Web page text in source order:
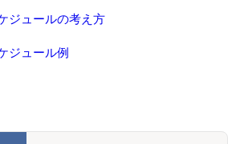
ジュールの考え方
ジュール例